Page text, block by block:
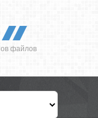
файлов